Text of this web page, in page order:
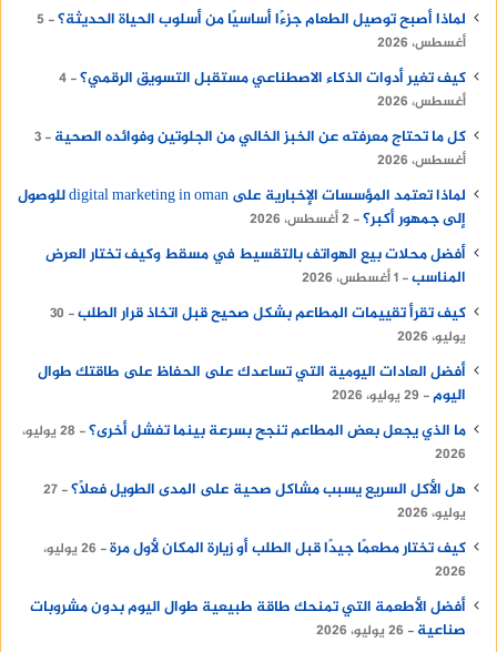
لماذا أصبح توصيل الطعام جزءًا أساسيًا من أسلوب الحياة الحديثة؟
5
أغسطس، 2026
كيف تغير أدوات الذكاء الاصطناعي مستقبل التسويق الرقمي؟ 4
أغسطس، 2026
كل ما تحتاج معرفته عن الخبز الخالي من الجلوتين وفوائده الصحية
3
أغسطس، 2026
لماذا تعتمد المؤسسات الإخبارية على digital marketing in oman للوصول
إلى جمهور أكبر؟ 2 أغسطس، 2026
أفضل محلات بيع الهواتف بالتقسيط في مسقط وكيف تختار العرض
المناسب 1 أغسطس، 2026
كيف تقرأ تقييمات المطاعم بشكل صحيح قبل اتخاذ قرار الطلب
30
يوليو، 2026
أفضل العادات اليومية التي تساعدك على الحفاظ على طاقتك طوال
اليوم
29 يوليو، 2026
ما الذي يجعل بعض المطاعم تنجح بسرعة بينما تفشل أخرى؟
28 يوليو،
2026
هل الأكل السريع يسبب مشاكل صحية على المدى الطويل فعلًا؟ 27
يوليو، 2026
كيف تختار مطعمًا جيدًا قبل الطلب أو زيارة المكان لأول مرة
26 يوليو،
2026
أفضل الأطعمة التي تمنحك طاقة طبيعية طوال اليوم بدون مشروبات
صناعية
26 يوليو، 2026